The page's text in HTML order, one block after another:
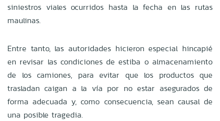
siniestros viales ocurridos hasta la fecha en las rutas
maulinas.
Entre tanto, las autoridades hicieron especial hincapié
en revisar las condiciones de estiba o almacenamiento
de los camiones, para evitar que los productos que
trasladan caigan a la vía por no estar asegurados de
forma adecuada y, como consecuencia, sean causal de
una posible tragedia.